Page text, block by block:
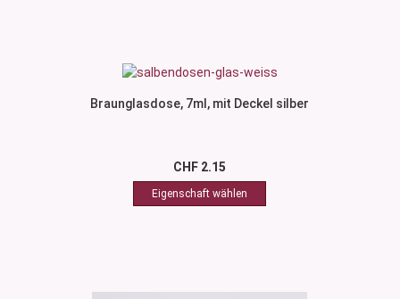
Braunglasdose, 7ml, mit Deckel silber
CHF 2.15